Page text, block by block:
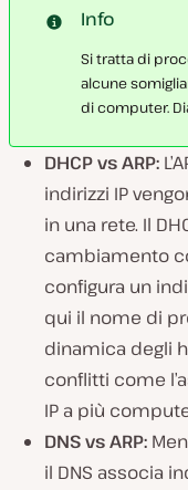
Info
Si tratta di
alcune
di computer.
DHCP vs ARP:
indirizzi IP
in una rete. Il
cambiamento
configura un
qui il nome di
dinamica degli
conflitti come
IP a più
DNS vs ARP:
il DNS associa